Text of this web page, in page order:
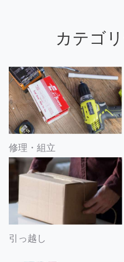
カテゴ
修理・組立
引っ越し